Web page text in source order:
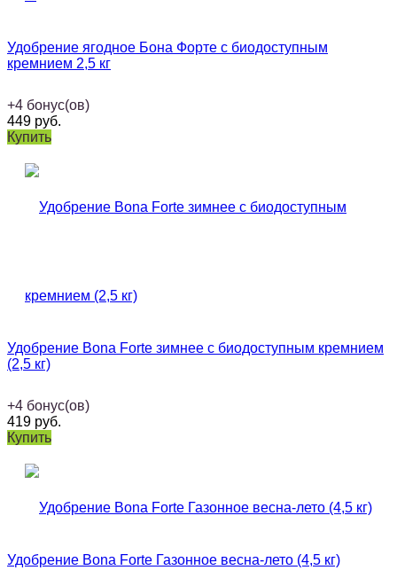
Удобрение ягодное Бона Форте с биодоступным
кремнием 2,5 кг
+4 бонус(ов)
449 руб.
Купить
Удобрение Bona Forte зимнее с биодоступным кремнием
(2,5 кг)
+4 бонус(ов)
419 руб.
Купить
Удобрение Bona Forte Газонное весна-лето (4,5 кг)